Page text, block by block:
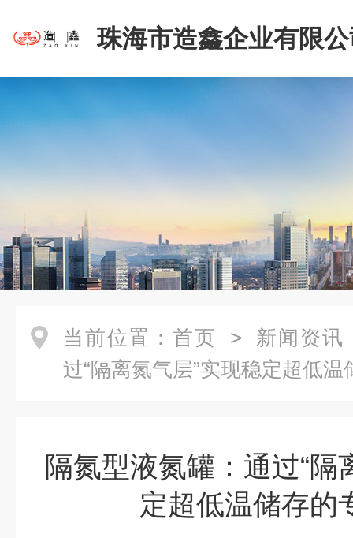
珠海市造鑫企业有限
当前位置： 首页 > 新闻资讯
过“隔离氮气层”实现稳定超低
隔氮型液氮罐：通过“隔
定超低温储存的